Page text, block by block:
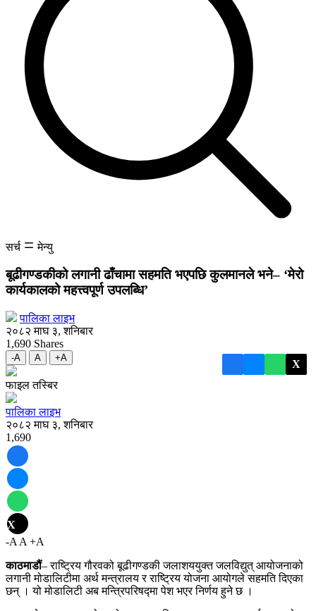
सर्च मेन्यु
बूढीगण्डकीको लगानी ढाँचामा सहमति भएपछि कुलमानले भने– ‘मेरो
कार्यकालको महत्त्वपूर्ण उपलब्धि’
पालिका लाइभ
२०८२ माघ ३, शनिबार
1,690 Shares
X
-A A +A
फाइल तस्बिर
पालिका लाइभ
२०८२ माघ ३, शनिबार
1,690
X
-A A +A
काठमाडौं– राष्ट्रिय गौरवको बूढीगण्डकी जलाशययुक्त जलविद्युत् आयोजनाको
लगानी मोडालिटीमा अर्थ मन्त्रालय र राष्ट्रिय योजना आयोगले सहमति दिएका
छन् । यो मोडालिटी अब मन्त्रिपरिषद्मा पेश भएर निर्णय हुने छ ।